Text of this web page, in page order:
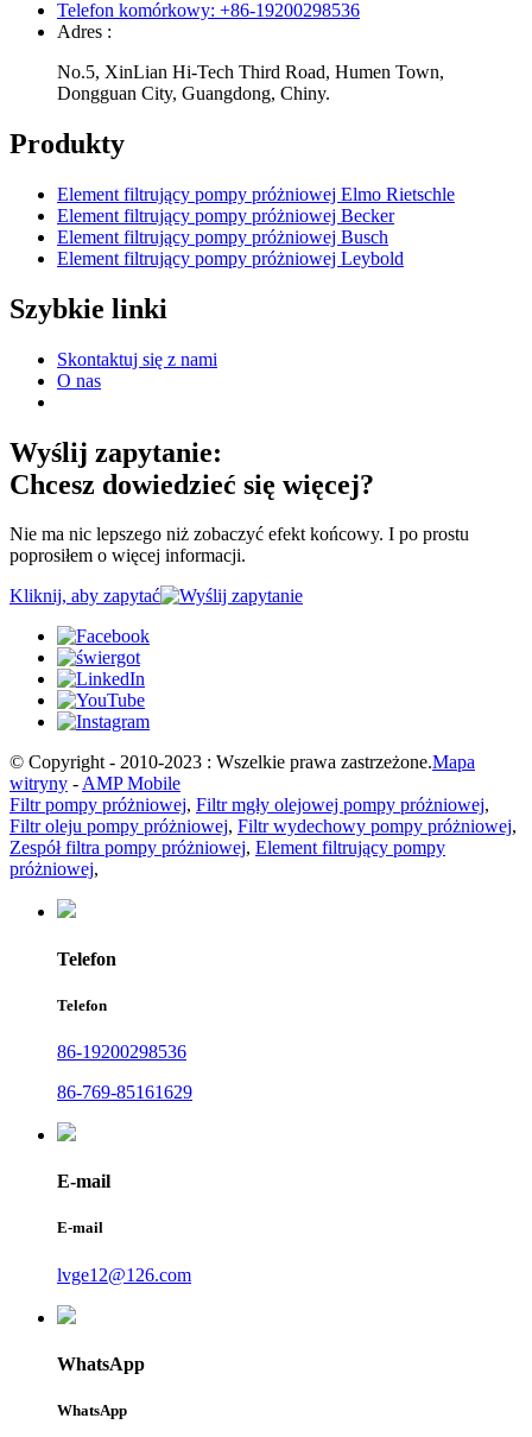
Telefon komórkowy: +86-19200298536
Adres :
No.5, XinLian Hi-Tech Third Road, Humen Town,
Dongguan City, Guangdong, Chiny.
Produkty
Element filtrujący pompy próżniowej Elmo Rietschle
Element filtrujący pompy próżniowej Becker
Element filtrujący pompy próżniowej Busch
Element filtrujący pompy próżniowej Leybold
Szybkie linki
Skontaktuj się z nami
O nas
Wyślij zapytanie:
Chcesz dowiedzieć się więcej?
Nie ma nic lepszego niż zobaczyć efekt końcowy. I po prostu
poprosiłem o więcej informacji.
Kliknij, aby zapytać
© Copyright - 2010-2023 : Wszelkie prawa zastrzeżone.Mapa
witryny -AMP Mobile
Filtr pompy próżniowej, Filtr mgły olejowej pompy próżniowej,
Filtr oleju pompy próżniowej, Filtr wydechowy pompy próżniowej,
Zespół filtra pompy próżniowej, Element filtrujący pompy
próżniowej,
Telefon
Telefon
86-19200298536
86-769-85161629
E-mail
E-mail
lvge12@126.com
WhatsApp
WhatsApp